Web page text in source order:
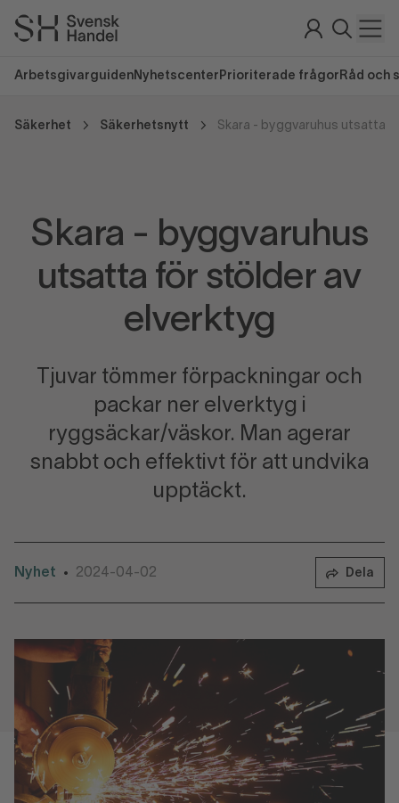
Arbetsgivarguiden Nyhetscenter Prioriterade frågor Råd och
Säkerhet Säkerhetsnytt
Skara - byggvaruhus
utsatta för stölder av
elverktyg
Tjuvar tömmer förpackningar och
packar ner elverktyg i
ryggsäckar/väskor. Man agerar
snabbt och effektivt för att undvika
upptäckt.
Nyhet • 2024-04-02 Dela